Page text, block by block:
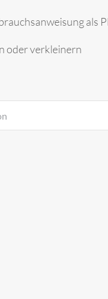
als
oder verkleinern